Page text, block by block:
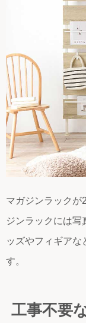
マガジンラックが
ジンラックには写
ッズやフィギアな
す。
工事不要